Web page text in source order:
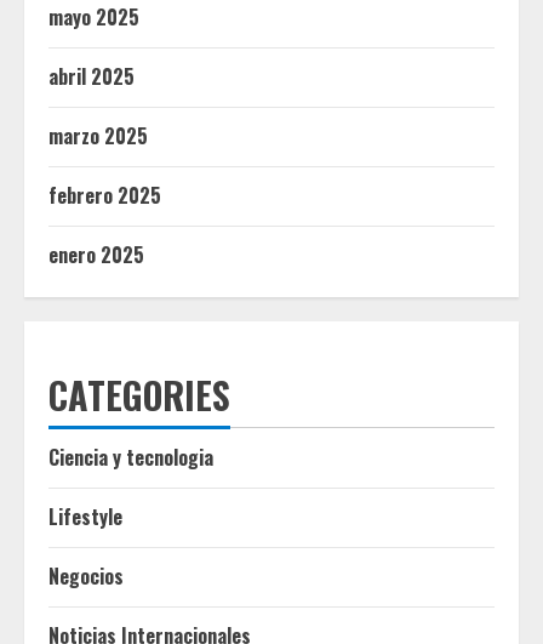
mayo 2025
abril 2025
marzo 2025
febrero 2025
enero 2025
CATEGORIES
Ciencia y tecnologia
Lifestyle
Negocios
Noticias Internacionales